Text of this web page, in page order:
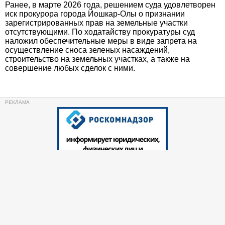
Ранее, в марте 2026 года, решением суда удовлетворен
иск прокурора города Йошкар-Олы о признании
зарегистрированных прав на земельные участки
отсутствующими. По ходатайству прокуратуры суд
наложил обеспечительные меры в виде запрета на
осуществление сноса зеленых насаждений,
строительство на земельных участках, а также на
совершение любых сделок с ними.